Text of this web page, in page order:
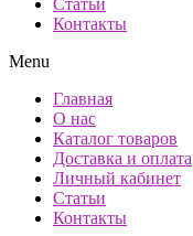
Статьи
Контакты
Menu
Главная
О нас
Каталог товаров
Доставка и оплата
Личный кабинет
Статьи
Контакты